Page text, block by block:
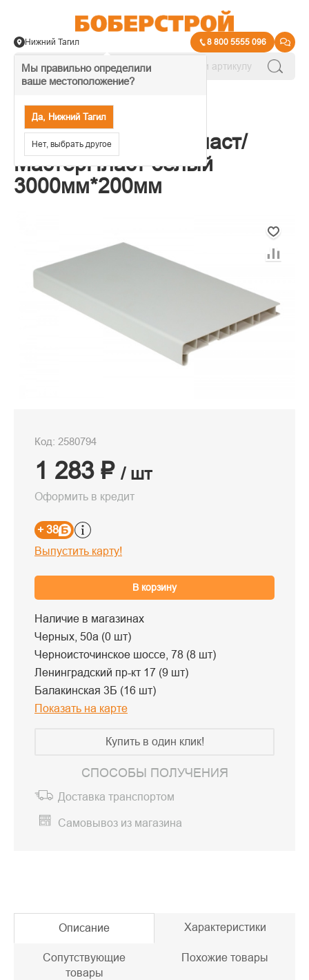
Мы правильно определили
ваше местоположение?
Да, Нижний Тагил
Нет, выбрать другое
Нижний Тагил 8 800 5555 096
Подоконник МегаПласт/
МастерПласт белый
3000мм*200мм
Код: 2580794
1 283 ₽ / шт
Оформить в кредит
+ 38
Выпустить карту!
В корзину
Наличие в магазинах
Черных, 50а (0 шт)
Черноисточинское шоссе, 78 (8 шт)
Ленинградский пр-кт 17 (9 шт)
Балакинская 3Б (16 шт)
Показать на карте
Купить в один клик!
СПОСОБЫ ПОЛУЧЕНИЯ
Доставка транспортом
Самовывоз из магазина
Описание Характеристики
Сопутствующие
товары
Похожие товары